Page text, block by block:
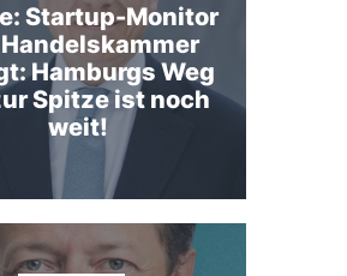
Startup-Monitor
Hamburgs Weg
Spitze ist noch
weit!